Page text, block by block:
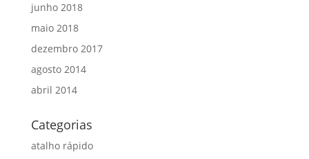
junho 2018
maio 2018
dezembro 2017
agosto 2014
abril 2014
Categorias
atalho rápido